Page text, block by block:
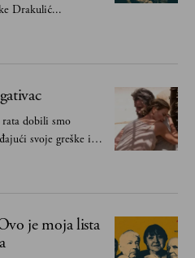
Drakulić...
rata dobili smo
svoje greške i
stvari koje su
je moja lista